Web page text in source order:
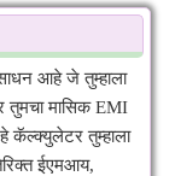
आहे जे तुम्हाला
तुमचा मासिक EMI
कॅल्क्युलेटर तुम्हाला
ईएमआय,